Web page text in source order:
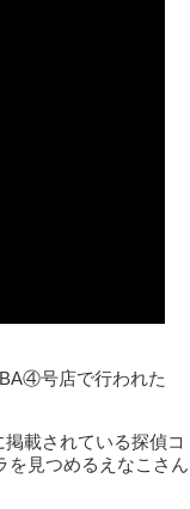
号店で行われた
載されている探偵コ
を見つめるえなこさん